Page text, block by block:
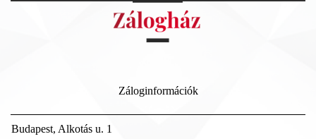
Záloginformációk
Budapest, Alkotás u. 1